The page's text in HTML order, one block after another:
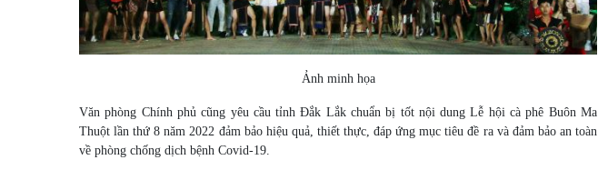
Ảnh minh họa
Văn phòng Chính phủ cũng yêu cầu tỉnh Đắk Lắk chuẩn bị tốt nội dung Lễ hội cà phê Buôn Ma
Thuột lần thứ 8 năm 2022 đảm bảo hiệu quả, thiết thực, đáp ứng mục tiêu đề ra và đảm bảo an toàn
về phòng chống dịch bệnh Covid-19.